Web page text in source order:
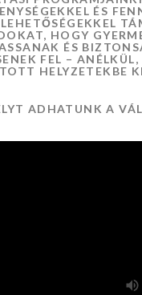
ÉS
HOGY
ÉS
FEL –
HELYZETEKBE
ADHATUNK A